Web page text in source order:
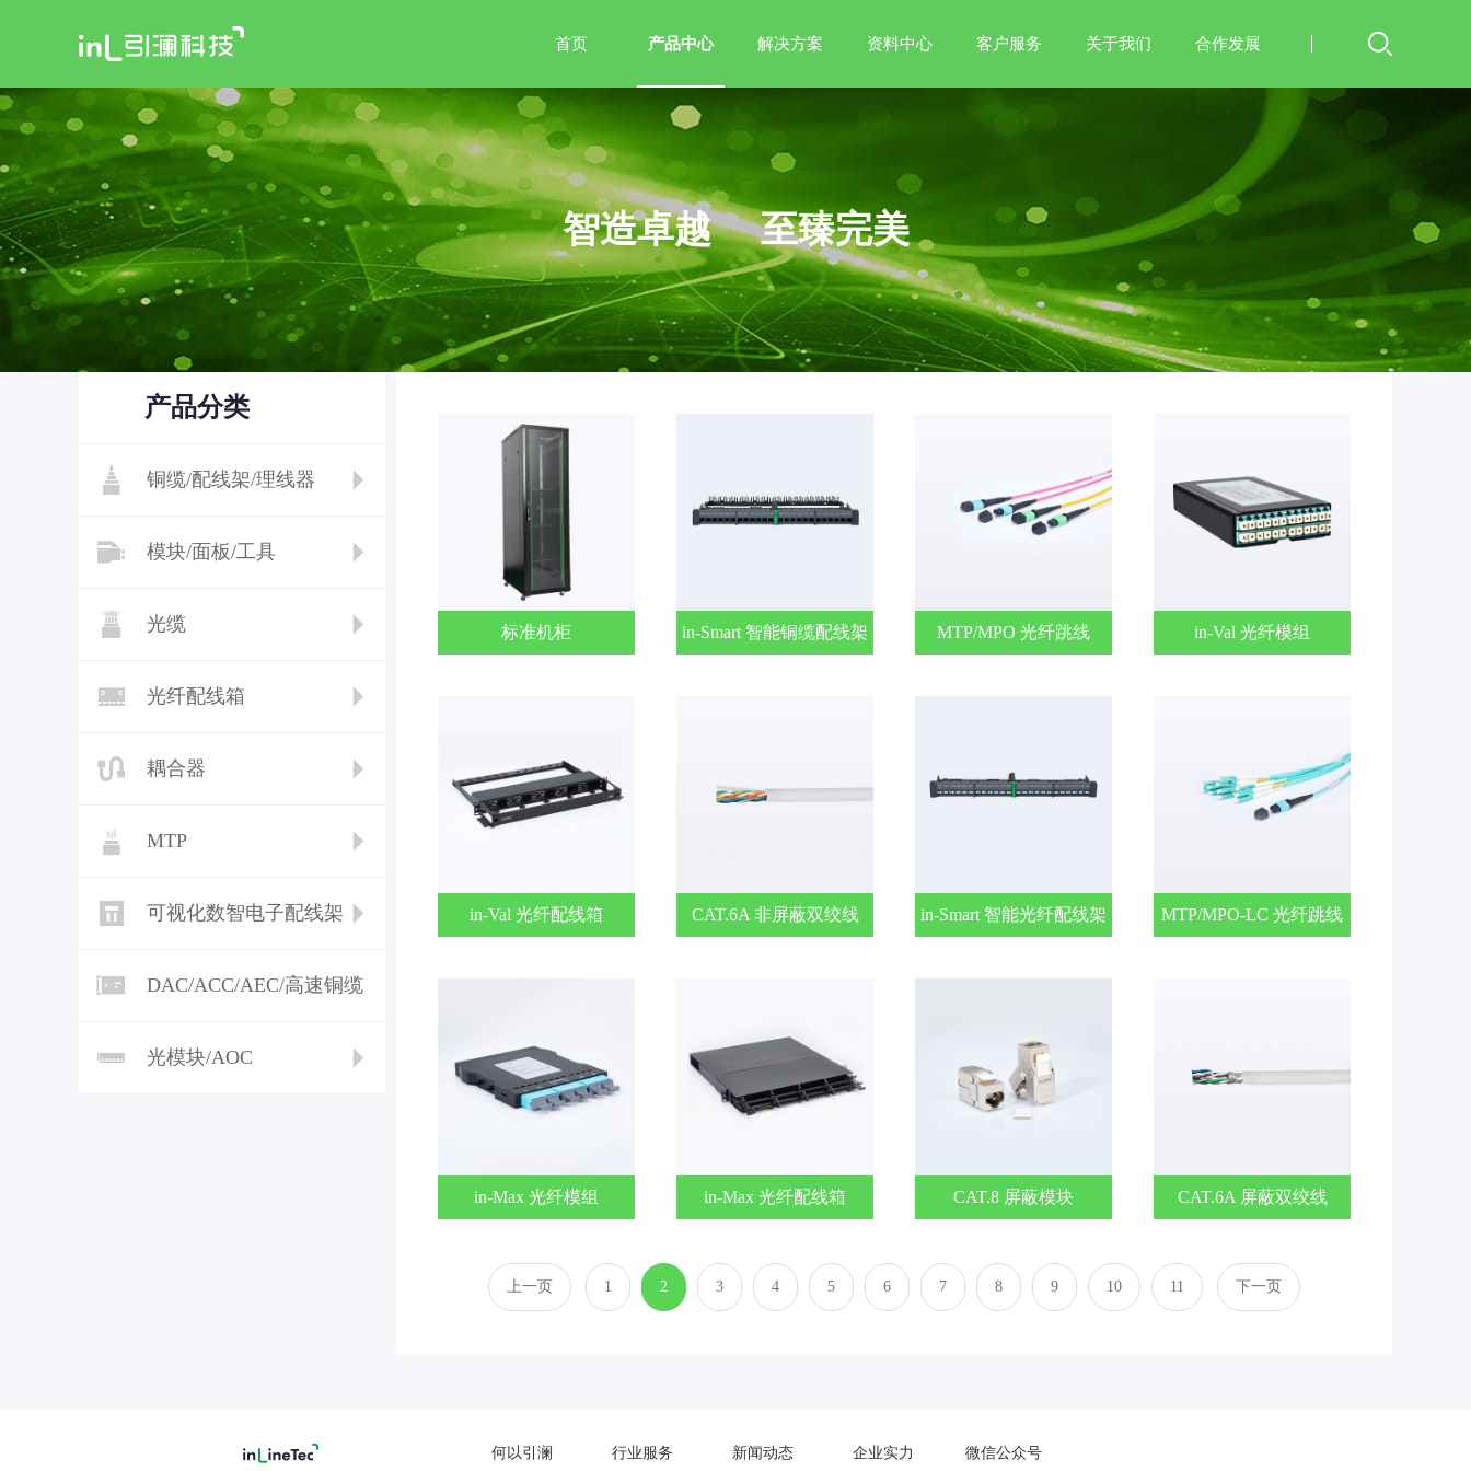
首页 产品中心 解决方案 资料中心 客户服务 关于我们 合作发展
智造卓越 至臻完美
产品分类
铜缆/配线架/理线器
模块/面板/工具
光缆
光纤配线箱
耦合器
MTP
可视化数智电子配线架
DAC/ACC/AEC/高速铜缆
光模块/AOC
标准机柜 in-Smart 智能铜缆配线架 MTP/MPO 光纤跳线 in-Val 光纤模组
in-Val 光纤配线箱 CAT.6A 非屏蔽双绞线 in-Smart 智能光纤配线架 MTP/MPO-LC 光纤跳线
in-Max 光纤模组 in-Max 光纤配线箱 CAT.8 屏蔽模块 CAT.6A 屏蔽双绞线
上一页 1 2 3 4 5 6 7 8 9 10 11 下一页
何以引澜 行业服务 新闻动态 企业实力 微信公众号